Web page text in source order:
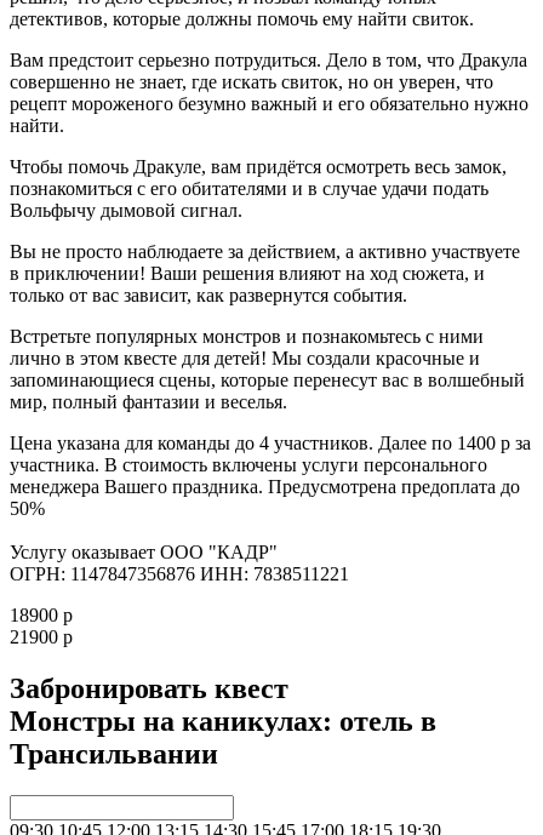
детективов, которые должны помочь ему найти свиток.
Вам предстоит серьезно потрудиться. Дело в том, что Дракула
совершенно не знает, где искать свиток, но он уверен, что
рецепт мороженого безумно важный и его обязательно нужно
найти.
Чтобы помочь Дракуле, вам придётся осмотреть весь замок,
познакомиться с его обитателями и в случае удачи подать
Вольфычу дымовой сигнал.
Вы не просто наблюдаете за действием, а активно участвуете
в приключении! Ваши решения влияют на ход сюжета, и
только от вас зависит, как развернутся события.
Встретьте популярных монстров и познакомьтесь с ними
лично в этом квесте для детей! Мы создали красочные и
запоминающиеся сцены, которые перенесут вас в волшебный
мир, полный фантазии и веселья.
Цена указана для команды до 4 участников. Далее по 1400 р за
участника. В стоимость включены услуги персонального
менеджера Вашего праздника. Предусмотрена предоплата до
50%
Услугу оказывает ООО "КАДР"
ОГРН: 1147847356876 ИНН: 7838511221
18900 р
21900 р
Забронировать квест
Монстры на каникулах: отель в
Трансильвании
09:30 10:45 12:00 13:15 14:30 15:45 17:00 18:15 19:30